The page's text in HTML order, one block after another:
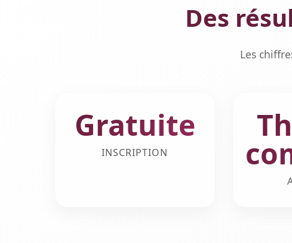
Des
Les
Gratuite
INSCRIPTION